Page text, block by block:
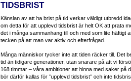
TIDSBRIST
Känslan av att ha brist på tid verkar väldigt utbredd
om detta för att upplevd tidsbrist är helt OK att prata
det i många sammanhang till och med som lite häftigt
tecken på att man var aktiv och efterfrågad.
Många människor tycker inte att tiden räcker till. Det
tid än tidigare generationer, utan snarare på att vi
168 timmar – våra ambitioner att hinna med saker på
bör därför kallas för ”upplevd tidsbrist” och inte